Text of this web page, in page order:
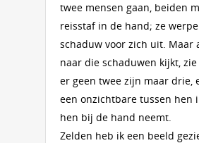
twee mensen gaan, beiden
reisstaf in de hand; ze
schaduw voor zich uit. Maar
naar die schaduwen kijkt,
er geen twee zijn maar drie,
een onzichtbare tussen hen
hen bij de hand neemt.
Zelden heb ik een beeld